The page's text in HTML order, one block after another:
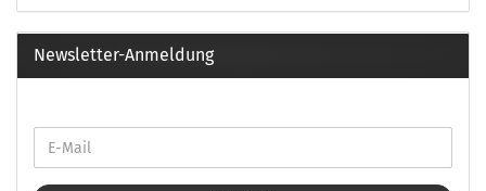
Newsletter-Anmeldung